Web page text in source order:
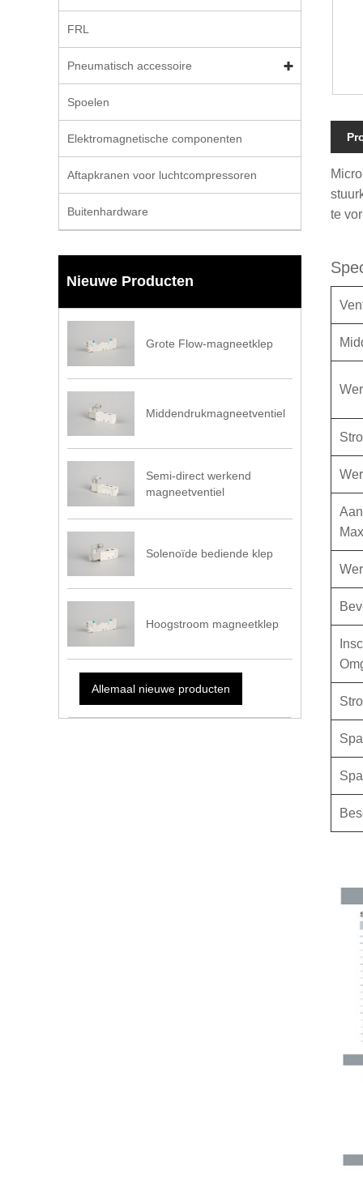
FRL
Pneumatisch accessoire
Spoelen
Elektromagnetische componenten
Aftapkranen voor luchtcompressoren
Buitenhardware
Nieuwe Producten
Grote Flow-magneetklep
Middendrukmagneetventiel
Semi-direct werkend
magneetventiel
Solenoïde bediende klep
Hoogstroom magneetklep
Allemaal nieuwe producten
te